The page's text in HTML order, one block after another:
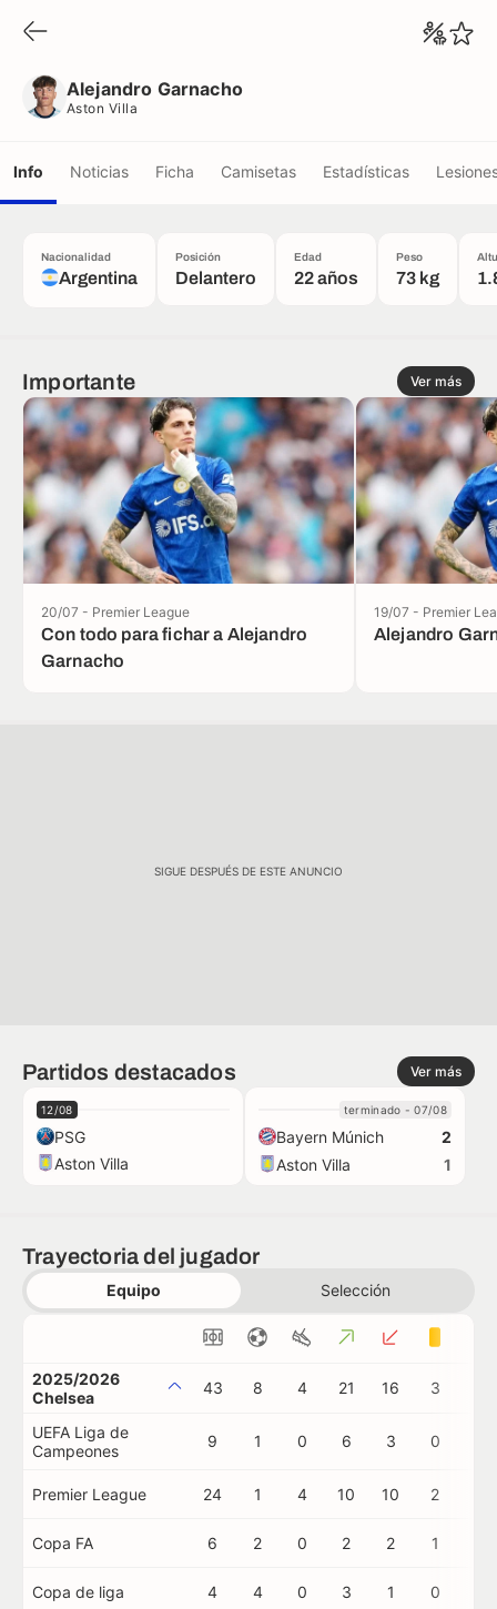
Alejandro Garnacho
Aston Villa
Info Noticias Ficha Camisetas Estadísticas
Nacionalidad
Argentina
Posición
Delantero
Edad
22 años
Peso
73 kg
Importante Ver más
Con todo para fichar a Alejandro
Garnacho
20/07 - Premier League
Alejandro
19/07 - Premier
SIGUE DESPUÉS DE ESTE ANUNCIO
Partidos destacados Ver más
12/08
PSG
Aston Villa
terminado - 07/08
Bayern Múnich
2
Aston Villa
1
Trayectoria del jugador
Equipo Selección
2025/2026
Chelsea
43 8 4 21 16 3
UEFA Liga de
Campeones
9 1 0 6 3 0
Premier League 24 1 4 10 10 2
Copa FA 6 2 0 2 2 1
Copa de liga 4 4 0 3 1 0